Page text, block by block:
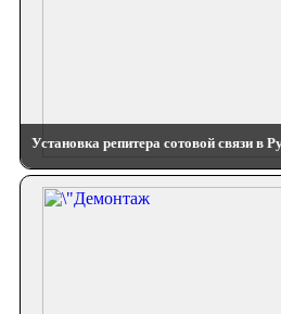
Установка репитера сотовой связи в